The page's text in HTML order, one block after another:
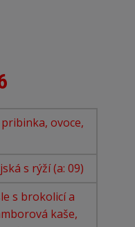
ovoce,
s rýží (a: 09)
s brokolicí a
kaše,